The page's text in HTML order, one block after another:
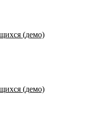
(демо)
(демо)